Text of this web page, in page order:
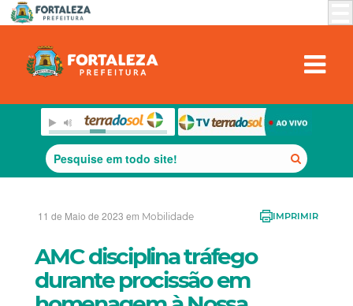
11 de Maio de 2023 em Mobilidade IMPRIMIR
AMC disciplina tráfego
durante procissão em